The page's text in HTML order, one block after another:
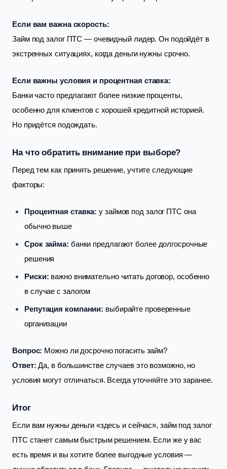
Если вам важна скорость:
Займ под залог ПТС — очевидный лидер. Он подойдёт в
экстренных ситуациях, когда деньги нужны срочно.
Если важны условия и процентная ставка:
Банки часто предлагают более низкие проценты,
особенно для клиентов с хорошей кредитной историей.
Но придётся подождать.
На что обратить внимание при выборе?
Перед тем как принять решение, учтите следующие
факторы:
Процентная ставка: у займов под залог ПТС она
обычно выше
Срок займа: банки предлагают более долгосрочные
решения
Риски: важно внимательно читать договор, особенно
в случае с залогом
Репутация компании: выбирайте проверенные
организации
Вопрос: Можно ли досрочно погасить займ?
Ответ: Да, в большинстве случаев это возможно, но
условия могут отличаться. Всегда уточняйте это заранее.
Итог
Если вам нужны деньги «здесь и сейчас», займ под залог
ПТС станет самым быстрым решением. Если же у вас
есть время и вы хотите более выгодные условия —